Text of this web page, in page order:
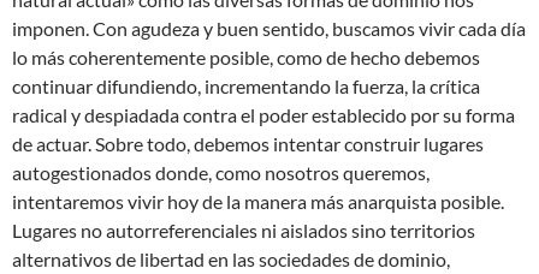
imponen. Con agudeza y buen sentido, buscamos vivir cada día
lo más coherentemente posible, como de hecho debemos
continuar difundiendo, incrementando la fuerza, la crítica
radical y despiadada contra el poder establecido por su forma
de actuar. Sobre todo, debemos intentar construir lugares
autogestionados donde, como nosotros queremos,
intentaremos vivir hoy de la manera más anarquista posible.
Lugares no autorreferenciales ni aislados sino territorios
alternativos de libertad en las sociedades de dominio,